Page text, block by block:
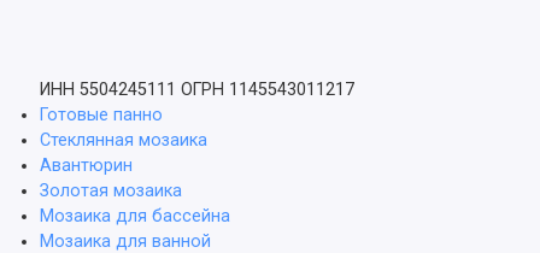
ИНН 5504245111 ОГРН 1145543011217
Готовые панно
Стеклянная мозаика
Авантюрин
Золотая мозаика
Мозаика для бассейна
Мозаика для ванной